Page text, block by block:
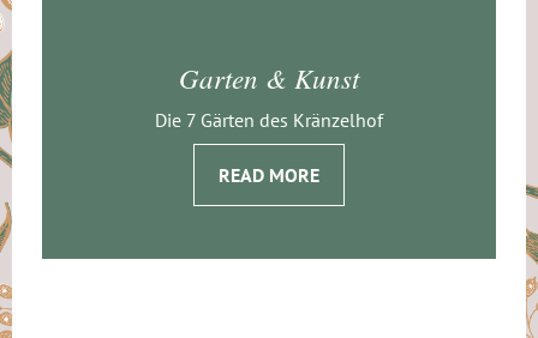
Garten & Kunst
Die 7 Gärten des Kränzelhof
READ MORE